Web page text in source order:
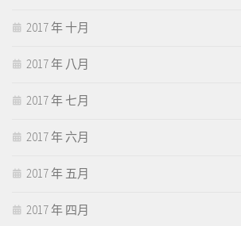
2017 年 十月
2017 年 八月
2017 年 七月
2017 年 六月
2017 年 五月
2017 年 四月